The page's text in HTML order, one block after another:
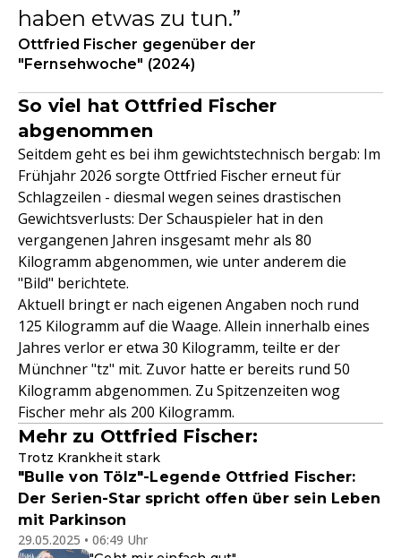
haben etwas zu tun.
Ottfried Fischer gegenüber der
"Fernsehwoche" (2024)
So viel hat Ottfried Fischer
abgenommen
Seitdem geht es bei ihm gewichtstechnisch bergab: Im
Frühjahr 2026 sorgte Ottfried Fischer erneut für
Schlagzeilen - diesmal wegen seines drastischen
Gewichtsverlusts: Der Schauspieler hat in den
vergangenen Jahren insgesamt mehr als 80
Kilogramm abgenommen, wie unter anderem die
"Bild" berichtete.
Aktuell bringt er nach eigenen Angaben noch rund
125 Kilogramm auf die Waage. Allein innerhalb eines
Jahres verlor er etwa 30 Kilogramm, teilte er der
Münchner "tz" mit. Zuvor hatte er bereits rund 50
Kilogramm abgenommen. Zu Spitzenzeiten wog
Fischer mehr als 200 Kilogramm.
Mehr zu Ottfried Fischer:
Trotz Krankheit stark
"Bulle von Tölz"-Legende Ottfried Fischer:
Der Serien-Star spricht offen über sein Leben
mit Parkinson
29.05.2025 • 06:49 Uhr